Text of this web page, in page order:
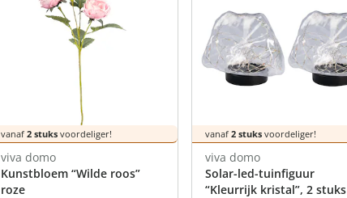
vanaf 2 stuks voordeliger!
viva domo
Kunstbloem “Wilde roos”
roze
vanaf 2 stuks voordeliger!
viva domo
Solar-led-tuinfiguur
“Kleurrijk kristal”, 2 stuks